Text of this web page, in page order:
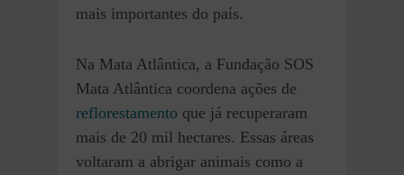
mais importantes do país.
Na Mata Atlântica, a Fundação SOS
Mata Atlântica coordena ações de
reflorestamento que já recuperaram
mais de 20 mil hectares. Essas áreas
voltaram a abrigar animais como a